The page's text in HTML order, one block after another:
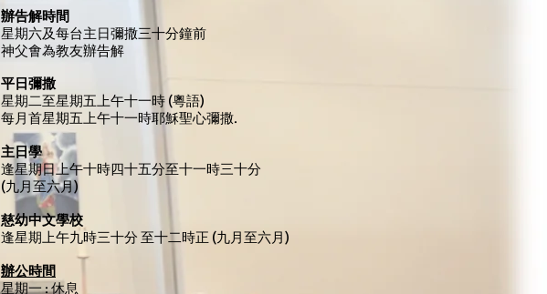
辦告解時間
星期六及每台主日彌撒三十分鐘前
神父㑹為教友辦告解
平日彌撒
星期二至星期五上午十一時 (粵語)
每月首星期五上午十一時耶穌聖心彌撒.
主日學
逢星期日上午十時四十五分至十一時三十分
(九月至六月)
慈幼中文學校
逢星期上午九時三十分 至十二時正 (九月至六月)
辦公時間
星期一 : 休息